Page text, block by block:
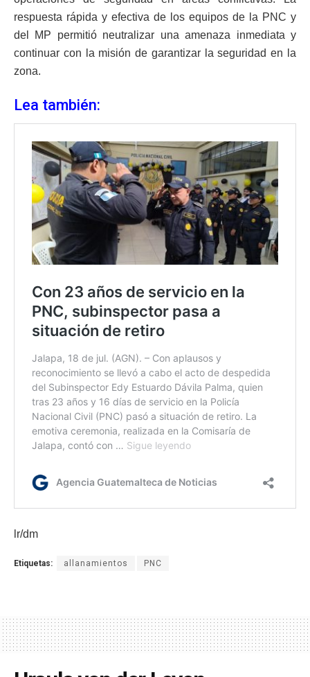
respuesta rápida y efectiva de los equipos de la PNC y
del MP permitió neutralizar una amenaza inmediata y
continuar con la misión de garantizar la seguridad en la
zona.
Lea también:
lr/dm
Etiquetas: allanamientos PNC